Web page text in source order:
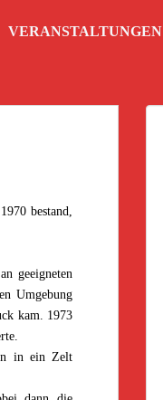
VERANSTALTUNGEN
bestand,
geeigneten
Umgebung
kam. 1973
in ein Zelt